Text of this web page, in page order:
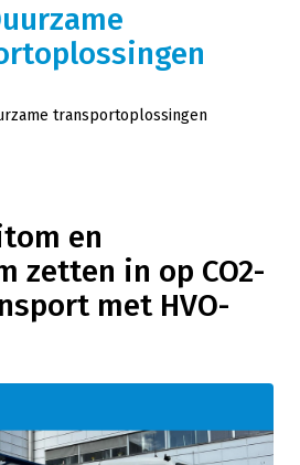
transportoplossingen
en
zetten in op CO2-
met HVO-